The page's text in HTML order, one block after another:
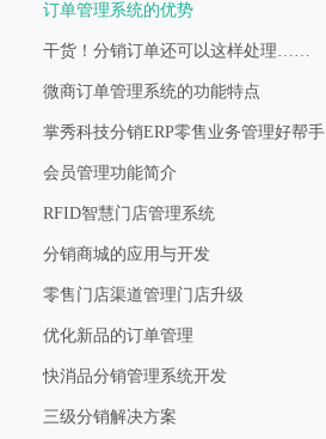
订单管理系统的优势
干货！分销订单还可以这样处理……
微商订单管理系统的功能特点
掌秀科技分销ERP零售业务管理好帮手
会员管理功能简介
RFID智慧门店管理系统
分销商城的应用与开发
零售门店渠道管理门店升级
优化新品的订单管理
快消品分销管理系统开发
三级分销解决方案